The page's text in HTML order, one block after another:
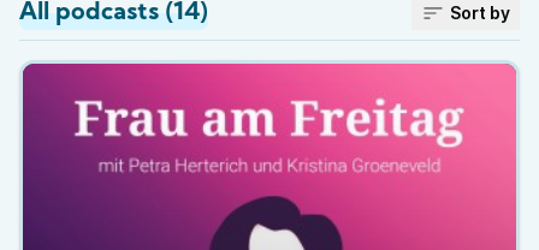
All podcasts (14) Sort by